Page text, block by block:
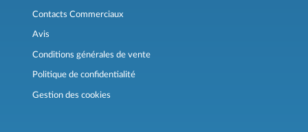
Contacts Commerciaux
Avis
Conditions générales de vente
Politique de confidentialité
Gestion des cookies